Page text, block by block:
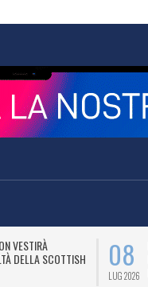
VESTIRÀ
DELLA SCOTTISH
08
LUG 2026